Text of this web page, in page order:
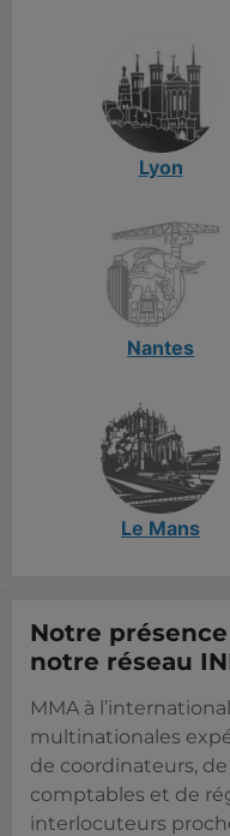
Lyon
Nantes
Le Mans
Notre
notre réseau
MMA à
multinationales
de coordinateurs,
comptables et de
interlocuteurs